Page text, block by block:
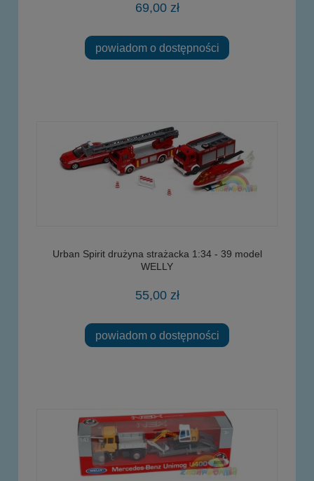
69,00 zł
powiadom o dostępności
Urban Spirit drużyna strażacka 1:34 - 39 model
WELLY
55,00 zł
powiadom o dostępności